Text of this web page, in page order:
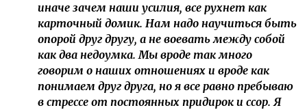
иначе зачем наши усилия, все рухнет как
карточный домик. Нам надо научиться быть
опорой друг другу, а не воевать между собой
как два недоумка. Мы вроде так много
говорим о наших отношениях и вроде как
понимаем друг друга, но я все равно пребываю
в стрессе от постоянных придирок и ссор. Я